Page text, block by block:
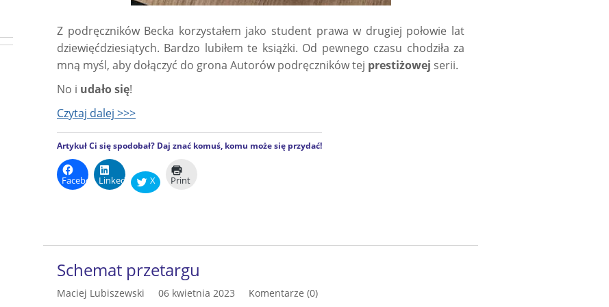
Z podręczników Becka korzystałem jako student prawa w drugiej połowie lat
dziewięćdziesiątych. Bardzo lubiłem te książki. Od pewnego czasu chodziła za
mną myśl, aby dołączyć do grona Autorów podręczników tej prestiżowej serii.
No i udało się!
Czytaj dalej >>>
Artykuł Ci się spodobał? Daj znać komuś, komu może się przydać!
FacebookLinkedIn X Print
Schemat przetargu
Maciej Lubiszewski 06 kwietnia 2023 Komentarze (0)